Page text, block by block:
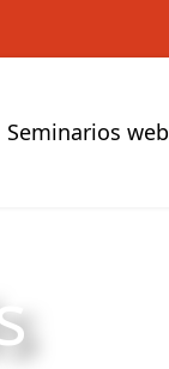
Seminarios web